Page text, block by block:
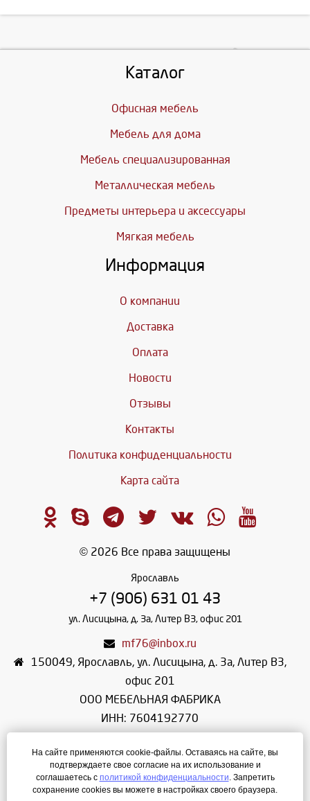
Каталог
Офисная мебель
Мебель для дома
Мебель специализированная
Металлическая мебель
Предметы интерьера и аксессуары
Мягкая мебель
Информация
О компании
Доставка
Оплата
Новости
Отзывы
Контакты
Политика конфиденциальности
Карта сайта
© 2026 Все права защищены
Ярославль
+7 (906) 631 01 43
ул. Лисицына, д. 3а, Литер В3, офис 201
mf76@inbox.ru
150049, Ярославль, ул. Лисицына, д. 3а, Литер В3,
офис 201
ООО МЕБЕЛЬНАЯ ФАБРИКА
ИНН: 7604192770
ОГРН: 1107604018983
Режим работы: ПН-ПТ: 08:00 - 17:00
СБ-ВС: по договоренности
На сайте применяются cookie-файлы. Оставаясь на сайте, вы
подтверждаете свое согласие на их использование и
соглашаетесь с политикой конфиденциальности. Запретить
сохранение cookies вы можете в настройках своего браузера.